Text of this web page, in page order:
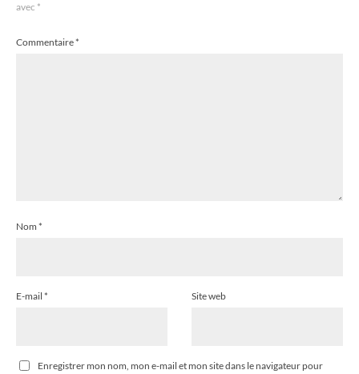
avec *
Commentaire*
Nom *
E-mail * Site web
Enregistrer mon nom, mon e-mail et mon site dans le navigateur pour